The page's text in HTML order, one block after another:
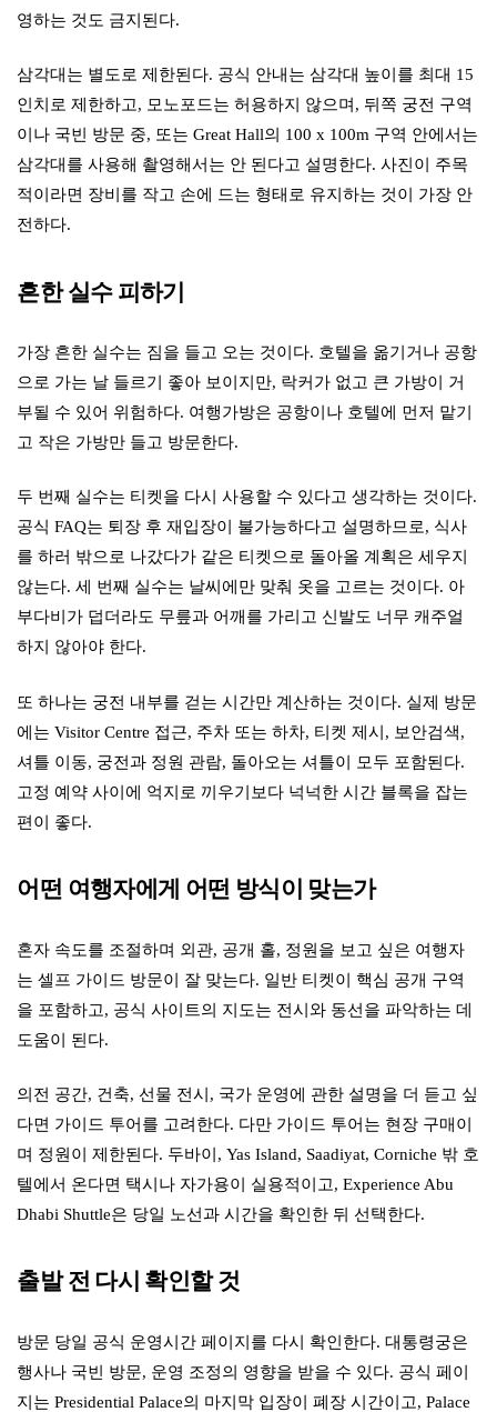
영하는 것도 금지된다.
삼각대는 별도로 제한된다. 공식 안내는 삼각대 높이를 최대 15
인치로 제한하고, 모노포드는 허용하지 않으며, 뒤쪽 궁전 구역
이나 국빈 방문 중, 또는 Great Hall의 100 x 100m 구역 안에서는
삼각대를 사용해 촬영해서는 안 된다고 설명한다. 사진이 주목
적이라면 장비를 작고 손에 드는 형태로 유지하는 것이 가장 안
전하다.
흔한 실수 피하기
가장 흔한 실수는 짐을 들고 오는 것이다. 호텔을 옮기거나 공항
으로 가는 날 들르기 좋아 보이지만, 락커가 없고 큰 가방이 거
부될 수 있어 위험하다. 여행가방은 공항이나 호텔에 먼저 맡기
고 작은 가방만 들고 방문한다.
두 번째 실수는 티켓을 다시 사용할 수 있다고 생각하는 것이다.
공식 FAQ는 퇴장 후 재입장이 불가능하다고 설명하므로, 식사
를 하러 밖으로 나갔다가 같은 티켓으로 돌아올 계획은 세우지
않는다. 세 번째 실수는 날씨에만 맞춰 옷을 고르는 것이다. 아
부다비가 덥더라도 무릎과 어깨를 가리고 신발도 너무 캐주얼
하지 않아야 한다.
또 하나는 궁전 내부를 걷는 시간만 계산하는 것이다. 실제 방문
에는 Visitor Centre 접근, 주차 또는 하차, 티켓 제시, 보안검색,
셔틀 이동, 궁전과 정원 관람, 돌아오는 셔틀이 모두 포함된다.
고정 예약 사이에 억지로 끼우기보다 넉넉한 시간 블록을 잡는
편이 좋다.
어떤 여행자에게 어떤 방식이 맞는가
혼자 속도를 조절하며 외관, 공개 홀, 정원을 보고 싶은 여행자
는 셀프 가이드 방문이 잘 맞는다. 일반 티켓이 핵심 공개 구역
을 포함하고, 공식 사이트의 지도는 전시와 동선을 파악하는 데
도움이 된다.
의전 공간, 건축, 선물 전시, 국가 운영에 관한 설명을 더 듣고 싶
다면 가이드 투어를 고려한다. 다만 가이드 투어는 현장 구매이
며 정원이 제한된다. 두바이, Yas Island, Saadiyat, Corniche 밖 호
텔에서 온다면 택시나 자가용이 실용적이고, Experience Abu
Dhabi Shuttle은 당일 노선과 시간을 확인한 뒤 선택한다.
출발 전 다시 확인할 것
방문 당일 공식 운영시간 페이지를 다시 확인한다. 대통령궁은
행사나 국빈 방문, 운영 조정의 영향을 받을 수 있다. 공식 페이
지는 Presidential Palace의 마지막 입장이 폐장 시간이고, Palace